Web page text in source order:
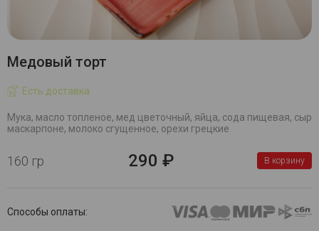
Медовый торт
Есть доставка
Мука, масло топленое, мед цветочный, яйца, сода пищевая, сыр
маскарпоне, молоко сгущенное, орехи грецкие
160 гр 290 ₽ В корзину
Способы оплаты: